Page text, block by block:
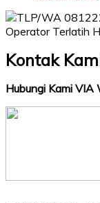
Kontak
Hubungi Kami